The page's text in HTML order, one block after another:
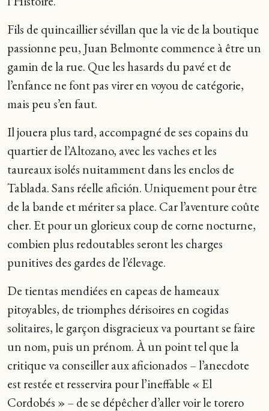
Fils de quincaillier sévillan que la vie de la boutique
passionne peu, Juan Belmonte commence à être un
gamin de la rue. Que les hasards du pavé et de
l’enfance ne font pas virer en voyou de catégorie,
mais peu s’en faut.
Il jouera plus tard, accompagné de ses copains du
quartier de l’Altozano, avec les vaches et les
taureaux isolés nuitamment dans les enclos de
Tablada. Sans réelle afición. Uniquement pour être
de la bande et mériter sa place. Car l’aventure coûte
cher. Et pour un glorieux coup de corne nocturne,
combien plus redoutables seront les charges
punitives des gardes de l’élevage.
De tientas mendiées en capeas de hameaux
pitoyables, de triomphes dérisoires en cogidas
solitaires, le garçon disgracieux va pourtant se faire
un nom, puis un prénom. À un point tel que la
critique va conseiller aux aficionados – l’anecdote
est restée et resservira pour l’ineffable « El
Cordobés » – de se dépêcher d’aller voir le torero